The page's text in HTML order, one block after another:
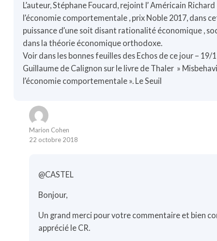
L’auteur, Stéphane Foucard, rejoint l’ Américain
l’économie comportementale , prix Noble 2017, dans
puissance d’une soit disant rationalité économique ,
dans la théorie économique orthodoxe.
Voir dans les bonnes feuilles des Echos de ce jour –
Guillaume de Calignon sur le livre de Thaler »
l’économie comportementale ». Le Seuil
Marion Cohen
22 octobre 2018
@CASTEL
Bonjour,
Un grand merci pour votre commentaire et bien
apprécié le CR.